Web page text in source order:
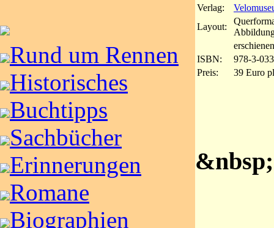
Rund um Rennen
Historisches
Buchtipps
Sachbücher
Erinnerungen
Romane
Biographien
Verlag:
Layout:
ISBN:
978-3-
Preis:
39 Euro
&nbsp;